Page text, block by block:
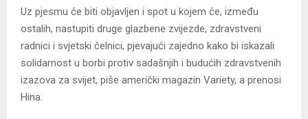
Uz pjesmu će biti objavljen i spot u kojem će, između
ostalih, nastupiti druge glazbene zvijezde, zdravstveni
radnici i svjetski čelnici, pjevajući zajedno kako bi iskazali
solidarnost u borbi protiv sadašnjih i budućih zdravstvenih
izazova za svijet, piše američki magazin Variety, a prenosi
Hina.